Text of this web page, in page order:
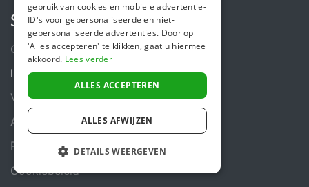
Steunactie
Over ons
In de media
Veiligheid & Betrouwbaarheid
Algemene voorwaarden
Privacybeleid
Cookiebeleid
gebruik van cookies en mobiele advertentie-
ID's voor gepersonaliseerde en niet-
gepersonaliseerde advertenties. Door op
'Alles accepteren' te klikken, gaat u hiermee
akkoord. Lees verder
ALLES ACCEPTEREN
ALLES AFWIJZEN
DETAILS WEERGEVEN